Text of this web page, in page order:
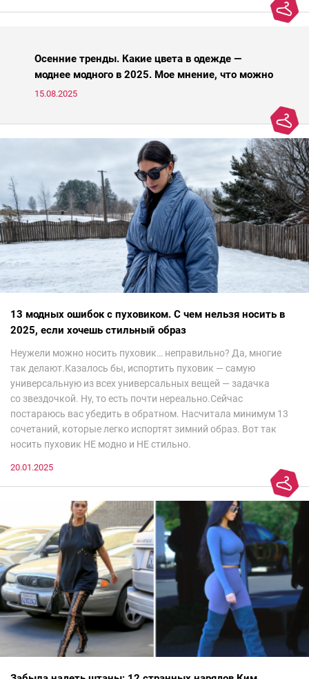
Осенние тренды. Какие цвета в одежде —
моднее модного в 2025. Мое мнение, что можно
носить, а что нет
15.08.2025
13 модных ошибок с пуховиком. С чем нельзя носить в
2025, если хочешь стильный образ
Неужели можно носить пуховик… неправильно? Да, многие
так делают.Казалось бы, испортить пуховик — самую
универсальную из всех универсальных вещей — задачка
со звездочкой. Ну, то есть почти нереально.Сейчас
постараюсь вас убедить в обратном. Насчитала минимум 13
сочетаний, которые легко испортят зимний образ. Вот так
носить пуховик НЕ модно и НЕ стильно.
20.01.2025